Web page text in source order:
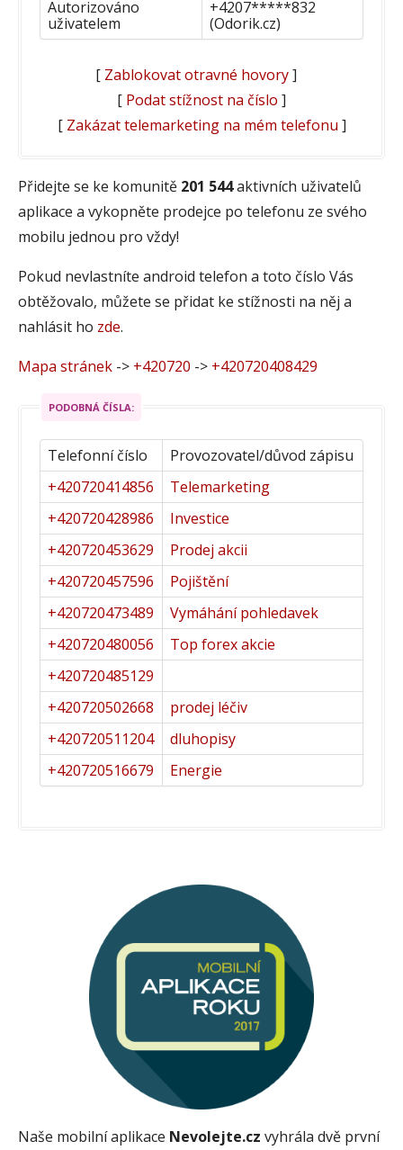
Autorizováno
uživatelem
+4207*****832
(Odorik.cz)
[ Zablokovat otravné hovory]
[ Podat stížnost na číslo ]
[ Zakázat telemarketing na mém telefonu ]
Přidejte se ke komunitě 201 544aktivních uživatelů
aplikace a vykopněte prodejce po telefonu ze svého
mobilu jednou pro vždy!
Pokud nevlastníte android telefon a toto číslo Vás
obtěžovalo, můžete se přidat ke stížnosti na něj a
nahlásit ho zde.
Mapa stránek -> +420720 -> +420720408429
PODOBNÁ ČÍSLA:
Telefonní číslo
Provozovatel/důvod zápisu
+420720414856
Telemarketing
+420720428986
Investice
+420720453629
Prodej akcii
+420720457596
Pojištění
+420720473489
Vymáhání pohledavek
+420720480056
Top forex akcie
+420720485129
+420720502668
prodej léčiv
+420720511204
dluhopisy
+420720516679
Energie
Naše mobilní aplikace Nevolejte.cz vyhrála dvě první